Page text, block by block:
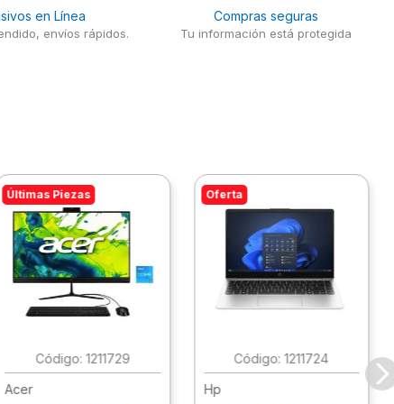
en Línea
envíos rápidos.
Compras seguras
Tu información está protegida
Últimas Piezas
: 1211729
Acer
Oferta
:1211724
Hp